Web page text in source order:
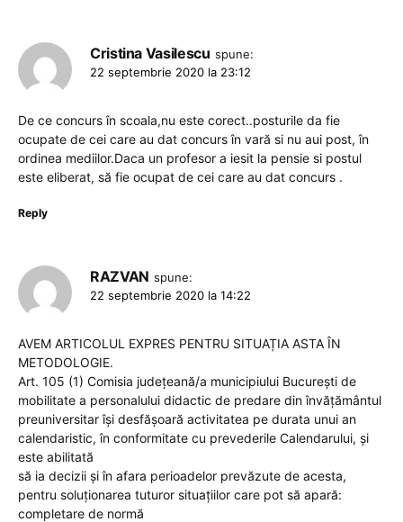
Cristina Vasilescu spune:
22 septembrie 2020 la 23:12
De ce concurs în scoala,nu este corect..posturile da fie
ocupate de cei care au dat concurs în vară si nu aui post, în
ordinea mediilor.Daca un profesor a iesit la pensie si postul
este eliberat, să fie ocupat de cei care au dat concurs .
Reply
RAZVAN spune:
22 septembrie 2020 la 14:22
AVEM ARTICOLUL EXPRES PENTRU SITUAȚIA ASTA ÎN
METODOLOGIE.
Art. 105 (1) Comisia judeţeană/a municipiului Bucureşti de
mobilitate a personalului didactic de predare din învăţământul
preuniversitar îşi desfăşoară activitatea pe durata unui an
calendaristic, în conformitate cu prevederile Calendarului, şi
este abilitată
să ia decizii şi în afara perioadelor prevăzute de acesta,
pentru soluţionarea tuturor situaţiilor care pot să apară:
completare de normă